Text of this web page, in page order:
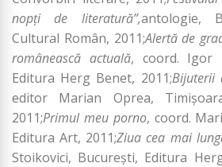
nopți de literatură”,antologie,
Cultural Român, 2011;Alertă de
românească actuală, coord. Igor
Editura Herg Benet, 2011;Bijuterii
editor Marian Oprea,
2011;Primul meu porno, coord.
Editura Art, 2011;Ziua cea mai
Stoikovici, București, Editura